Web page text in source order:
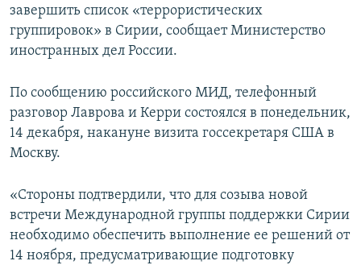
завершить список «террористических
группировок» в Сирии, сообщает Министерство
иностранных дел России.
По сообщению российского МИД, телефонный
разговор Лаврова и Керри состоялся в понедельник,
14 декабря, накануне визита госсекретаря США в
Москву.
«Стороны подтвердили, что для созыва новой
встречи Международной группы поддержки Сирии
необходимо обеспечить выполнение ее решений от
14 ноября, предусматривающие подготовку